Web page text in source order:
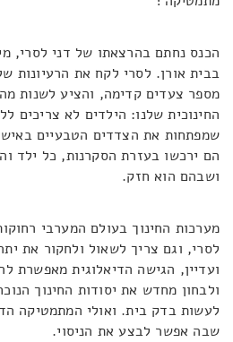
הכנס נחתם בהרצאתו של דני לסרי,
בבית אורן. לסרי לקח את הרעיונות
מספר צעדים קדימה, והציע לשנות
החינוכית שלנו: הילדים לא צריכים
שמפתחות את הצדדים הטבעיים
הם ירכשו בעזרת הסקרנות, כל ילד
ושבהם הוא חזק.
מערכות החינוך בעולם המערבי
לסרי, וגם צריך לשאול ולחקור את
ועדיין, הגישה הדיאלוגית מאפשרת
ולבחון מחדש את יסודות החינוך
לעשות בדק בית. ואולי המתמטיקה
שבה אפשר לבצע את הניסוי.